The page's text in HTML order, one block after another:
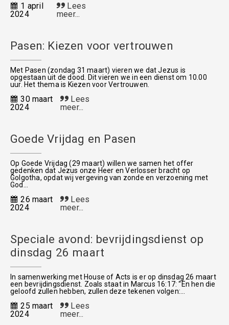
1 april
2024
Lees
meer...
Pasen: Kiezen voor vertrouwen
Met Pasen (zondag 31 maart) vieren we dat Jezus is
opgestaan uit de dood. Dit vieren we in een dienst om 10.00
uur. Het thema is Kiezen voor Vertrouwen.
30 maart
2024
Lees
meer...
Goede Vrijdag en Pasen
Op Goede Vrijdag (29 maart) willen we samen het offer
gedenken dat Jezus onze Heer en Verlosser bracht op
Golgotha, opdat wij vergeving van zonde en verzoening met
God...
26 maart
2024
Lees
meer...
Speciale avond: bevrijdingsdienst op
dinsdag 26 maart
In samenwerking met House of Acts is er op dinsdag 26 maart
een bevrijdingsdienst. Zoals staat in Marcus 16:17: “En hen die
geloofd zullen hebben, zullen deze tekenen volgen:...
25 maart
2024
Lees
meer...